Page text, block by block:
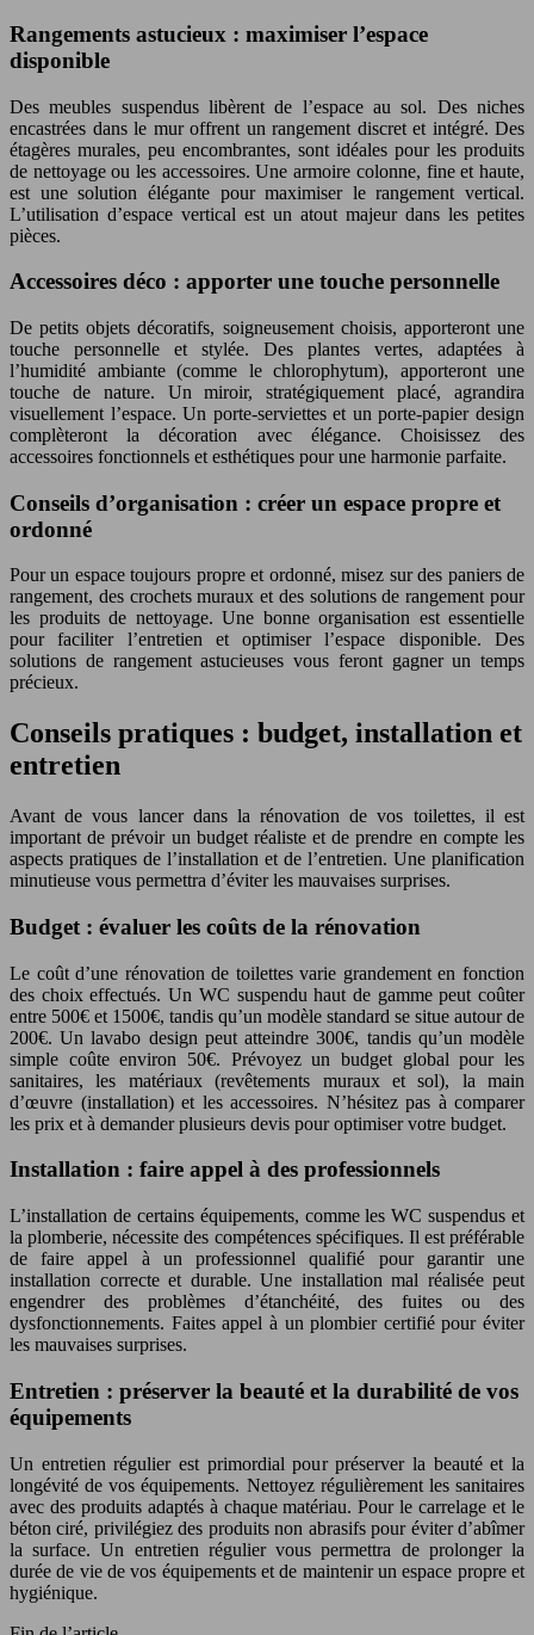
Rangements astucieux : maximiser l’espace
disponible
Des meubles suspendus libèrent de l’espace au sol. Des niches
encastrées dans le mur offrent un rangement discret et intégré. Des
étagères murales, peu encombrantes, sont idéales pour les produits
de nettoyage ou les accessoires. Une armoire colonne, fine et haute,
est une solution élégante pour maximiser le rangement vertical.
L’utilisation d’espace vertical est un atout majeur dans les petites
pièces.
Accessoires déco : apporter une touche personnelle
De petits objets décoratifs, soigneusement choisis, apporteront une
touche personnelle et stylée. Des plantes vertes, adaptées à
l’humidité ambiante (comme le chlorophytum), apporteront une
touche de nature. Un miroir, stratégiquement placé, agrandira
visuellement l’espace. Un porte-serviettes et un porte-papier design
complèteront la décoration avec élégance. Choisissez des
accessoires fonctionnels et esthétiques pour une harmonie parfaite.
Conseils d’organisation : créer un espace propre et
ordonné
Pour un espace toujours propre et ordonné, misez sur des paniers de
rangement, des crochets muraux et des solutions de rangement pour
les produits de nettoyage. Une bonne organisation est essentielle
pour faciliter l’entretien et optimiser l’espace disponible. Des
solutions de rangement astucieuses vous feront gagner un temps
précieux.
Conseils pratiques : budget, installation et
entretien
Avant de vous lancer dans la rénovation de vos toilettes, il est
important de prévoir un budget réaliste et de prendre en compte les
aspects pratiques de l’installation et de l’entretien. Une planification
minutieuse vous permettra d’éviter les mauvaises surprises.
Budget : évaluer les coûts de la rénovation
Le coût d’une rénovation de toilettes varie grandement en fonction
des choix effectués. Un WC suspendu haut de gamme peut coûter
entre 500€ et 1500€, tandis qu’un modèle standard se situe autour de
200€. Un lavabo design peut atteindre 300€, tandis qu’un modèle
simple coûte environ 50€. Prévoyez un budget global pour les
sanitaires, les matériaux (revêtements muraux et sol), la main
d’œuvre (installation) et les accessoires. N’hésitez pas à comparer
les prix et à demander plusieurs devis pour optimiser votre budget.
Installation : faire appel à des professionnels
L’installation de certains équipements, comme les WC suspendus et
la plomberie, nécessite des compétences spécifiques. Il est préférable
de faire appel à un professionnel qualifié pour garantir une
installation correcte et durable. Une installation mal réalisée peut
engendrer des problèmes d’étanchéité, des fuites ou des
dysfonctionnements. Faites appel à un plombier certifié pour éviter
les mauvaises surprises.
Entretien : préserver la beauté et la durabilité de vos
équipements
Un entretien régulier est primordial pour préserver la beauté et la
longévité de vos équipements. Nettoyez régulièrement les sanitaires
avec des produits adaptés à chaque matériau. Pour le carrelage et le
béton ciré, privilégiez des produits non abrasifs pour éviter d’abîmer
la surface. Un entretien régulier vous permettra de prolonger la
durée de vie de vos équipements et de maintenir un espace propre et
hygiénique.